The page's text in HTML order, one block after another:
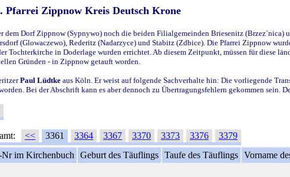
Pfarrei Zippnow Kreis Deutsch Krone
dem Dorf Zippnow (Sypnywo) noch die beiden Filialgemeinden Briesenitz
(Glowaczewo), Rederitz (Nadarzyce) und Stabitz (Zdbice). Die Pfarrei Zippnow
in Doderlage wurden errichtet. Ab diesem Zeitpunkt, müssen für diese
Gründen - in Zippnow getauft worden.
Paul Lüdtke aus Köln. Er weist auf folgende Sachverhalte hin: Die vorliegende
Bei der Abschrift kann es aber dennoch zu Übertragungsfehlern gekommen sein.
<< 3361 3364 3367 3370 3373 3376
3379
im Kirchenbuch Geburt des Täuflings Taufe des Täuflings Vorname